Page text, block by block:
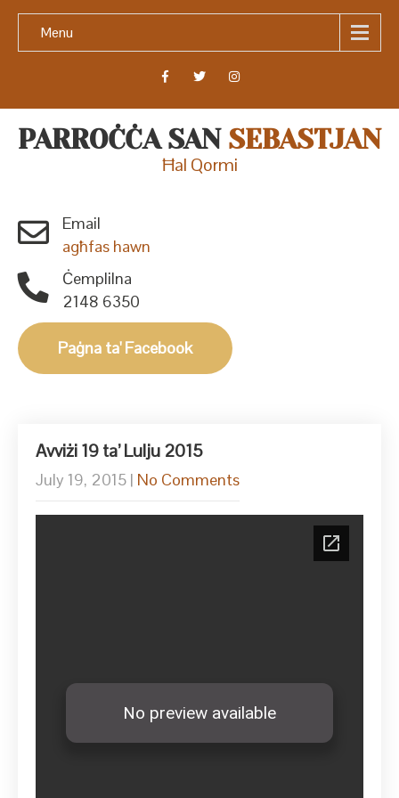
Menu
PARROĊĊA SAN SEBASTJAN
Ħal Qormi
Email
agħfas hawn
Ċemplilna
2148 6350
Paġna ta' Facebook
Avviżi 19 ta’ Lulju 2015
July 19, 2015 | No Comments